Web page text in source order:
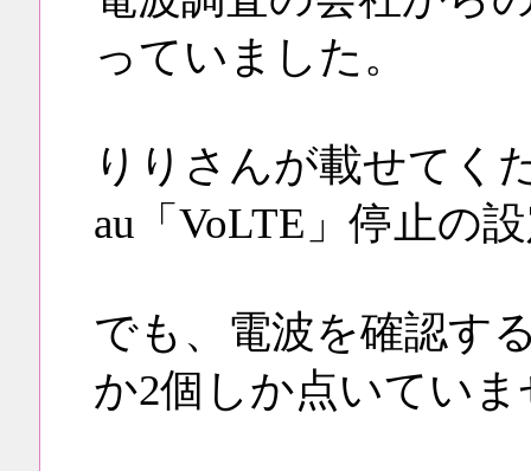
っていました。
りりさんが載せてく
au「VoLTE」停止の
でも、電波を確認す
か2個しか点いてい